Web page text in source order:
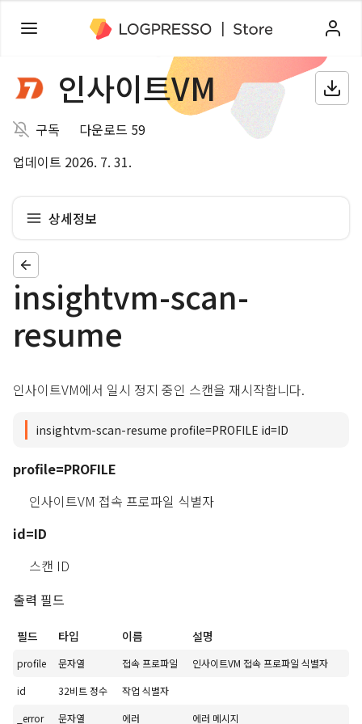
인사이트VM
구독
다운로드 59
업데이트 2026. 7. 31.
상세정보
insightvm-scan-
resume
인사이트VM에서 일시 정지 중인 스캔을 재시작합니다.
insightvm-scan-resume profile=PROFILE id=ID
profile=PROFILE
인사이트VM 접속 프로파일 식별자
id=ID
스캔 ID
출력 필드
필드 타입 이름 설명
profile 문자열 접속 프로파일
인사이트VM 접속 프로파일 식별자
id
32비트 정수
작업 식별자
_error
문자열 에러 에러 메시지